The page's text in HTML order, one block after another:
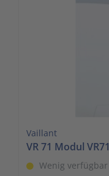
Vaillant
VR 71 Modul VR71
Wenig verfügbar